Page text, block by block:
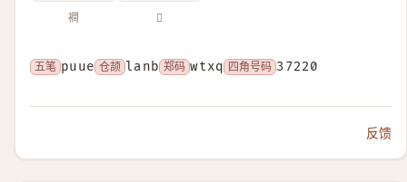
襇 𧟉
五笔 puue 仓颉 lanb 郑码 wtxq 四角号码 37220
反馈